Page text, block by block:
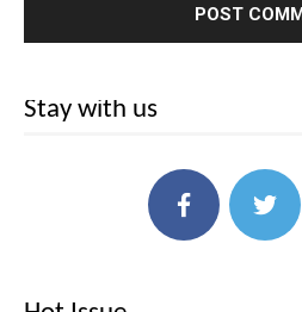
Stay with us